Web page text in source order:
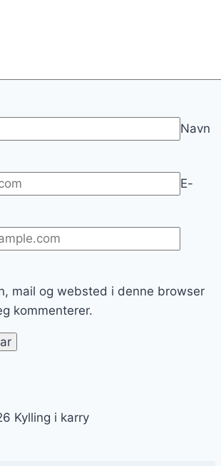
Navn
E-
mail og websted i denne browser
kommenterer.
Kylling i karry